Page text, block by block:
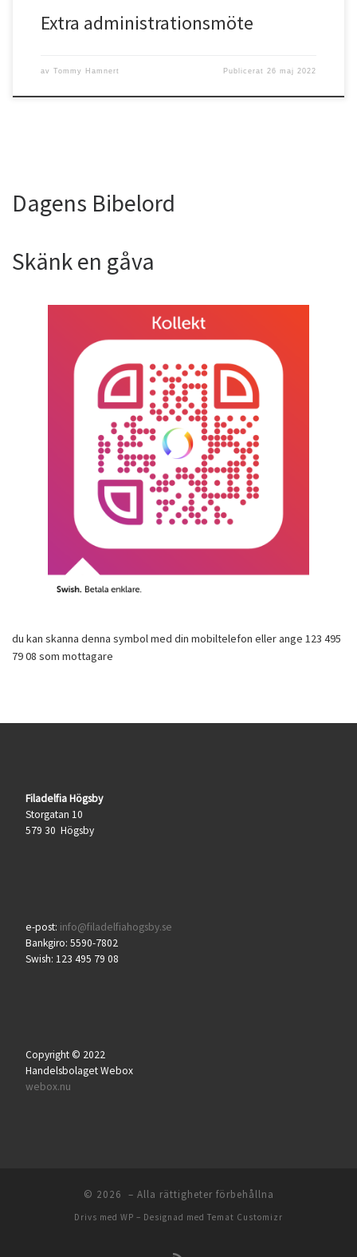
Extra administrationsmöte
av Tommy Hamnert Publicerat26 maj 2022
Dagens Bibelord
Skänk en gåva
du kan skanna denna symbol med din mobiltelefon eller ange 123 495
79 08 som mottagare
Filadelfia Högsby
Storgatan 10
579 30 Högsby
e-post: info@filadelfiahogsby.se
Bankgiro: 5590-7802
Swish: 123 495 79 08
Copyright © 2022
Handelsbolaget Webox
webox.nu
© 2026 – Alla rättigheter förbehållna
Drivs med WP – Designad med Temat Customizr